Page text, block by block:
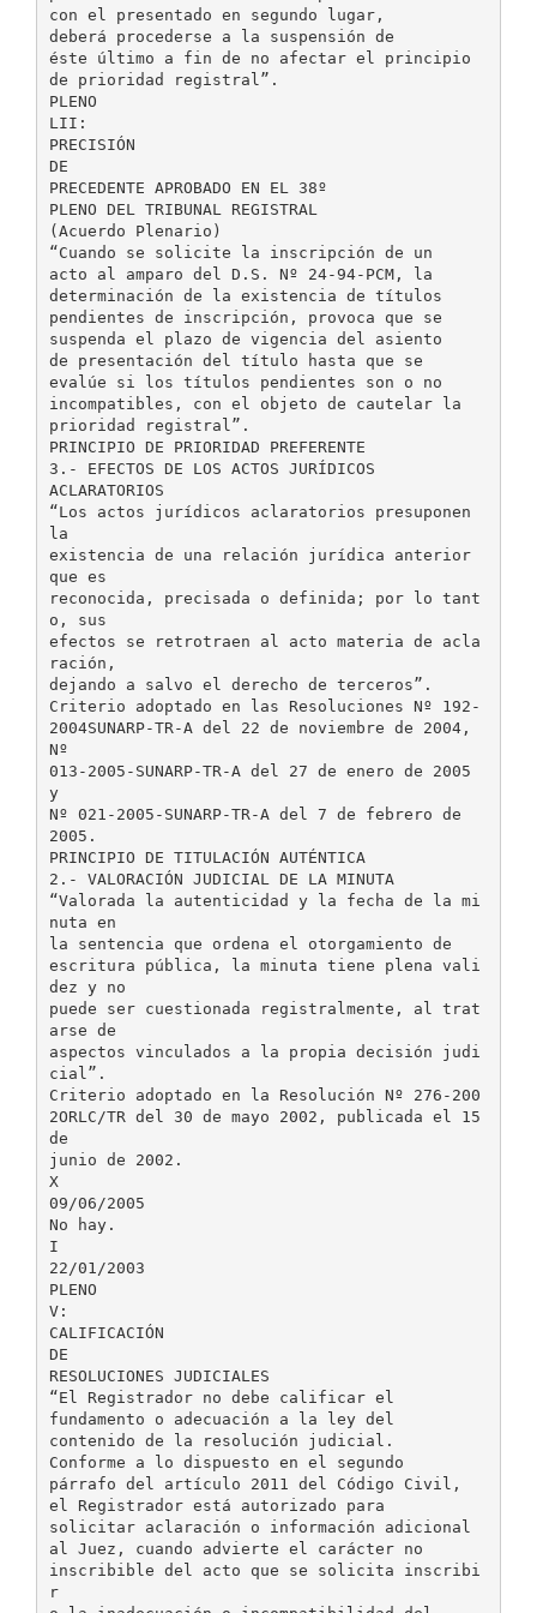
con el presentado en segundo lugar,
deberá procederse a la suspensión de
éste último a fin de no afectar el principio
de prioridad registral”.
PLENO
LII:
PRECISIÓN
DE
PRECEDENTE APROBADO EN EL 38º
PLENO DEL TRIBUNAL REGISTRAL
(Acuerdo Plenario)
“Cuando se solicite la inscripción de un
acto al amparo del D.S. Nº 24-94-PCM, la
determinación de la existencia de títulos
pendientes de inscripción, provoca que se
suspenda el plazo de vigencia del asiento
de presentación del título hasta que se
evalúe si los títulos pendientes son o no
incompatibles, con el objeto de cautelar la
prioridad registral”.
PRINCIPIO DE PRIORIDAD PREFERENTE
3.- EFECTOS DE LOS ACTOS JURÍDICOS
ACLARATORIOS
“Los actos jurídicos aclaratorios presuponen
la
existencia de una relación jurídica anterior
que es
reconocida, precisada o definida; por lo tant
o, sus
efectos se retrotraen al acto materia de acla
ración,
dejando a salvo el derecho de terceros”.
Criterio adoptado en las Resoluciones Nº 192-
2004SUNARP-TR-A del 22 de noviembre de 2004,
Nº
013-2005-SUNARP-TR-A del 27 de enero de 2005
y
Nº 021-2005-SUNARP-TR-A del 7 de febrero de
2005.
PRINCIPIO DE TITULACIÓN AUTÉNTICA
2.- VALORACIÓN JUDICIAL DE LA MINUTA
“Valorada la autenticidad y la fecha de la mi
nuta en
la sentencia que ordena el otorgamiento de
escritura pública, la minuta tiene plena vali
dez y no
puede ser cuestionada registralmente, al trat
arse de
aspectos vinculados a la propia decisión judi
cial”.
Criterio adoptado en la Resolución Nº 276-200
2ORLC/TR del 30 de mayo 2002, publicada el 15
de
junio de 2002.
X
09/06/2005
No hay.
I
22/01/2003
PLENO
V:
CALIFICACIÓN
DE
RESOLUCIONES JUDICIALES
“El Registrador no debe calificar el
fundamento o adecuación a la ley del
contenido de la resolución judicial.
Conforme a lo dispuesto en el segundo
párrafo del artículo 2011 del Código Civil,
el Registrador está autorizado para
solicitar aclaración o información adicional
al Juez, cuando advierte el carácter no
inscribible del acto que se solicita inscribi
r